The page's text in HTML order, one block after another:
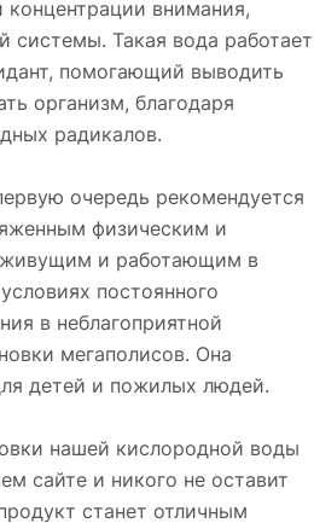
внимания,
системы. Такая вода работает
помогающий выводить
организм, благодаря
радикалов.
очередь рекомендуется
физическим и
и работающим в
постоянного
в неблагоприятной
мегаполисов. Она
детей и пожилых людей.
нашей кислородной воды
сайте и никого не оставит
станет отличным